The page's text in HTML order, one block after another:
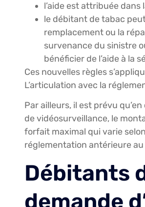
l’aide est attribuée
le débitant de tabac
remplacement ou la
survenance du sinistre
bénéficier de l’aide à la
Ces nouvelles règles
L’articulation avec la
Par ailleurs, il est prévu
de vidéosurveillance, le
forfait maximal qui varie
réglementation antérieure
Débitants
demande